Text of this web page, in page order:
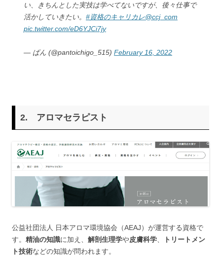
い、きちんとした実技は学べてないですが、後々仕事で
活かしていきたい。 #資格のキャリカレ@ccj_com
pic.twitter.com/eD6YJCi7jy
— ぱん (@pantoichigo_515) February 16, 2022
2. アロマセラピスト
公益社団法人 日本アロマ環境協会（AEAJ）が運営する資格で
す。 精油の知識に加え、 解剖生理学や皮膚科学
トリートメン
ト技術などの知識が問われます。